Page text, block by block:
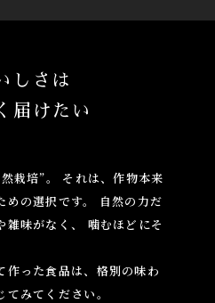
しさは
届けたい
栽培”。 それは、作物本来
めの選択です。 自然の力だ
雑味がなく、 噛むほどにそ
作った食品は、格別の味わ
みてください。